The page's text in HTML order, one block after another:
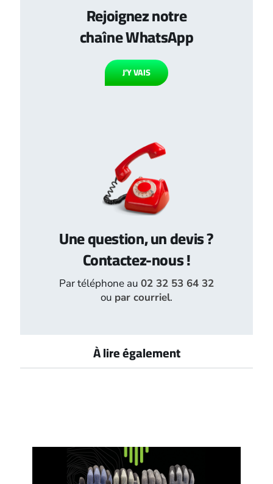
Rejoignez notre
chaîne WhatsApp
J’Y VAIS
Une question, un devis ?
Contactez-nous !
Par téléphone au 02 32 53 64 32
ou par courriel.
À lire également